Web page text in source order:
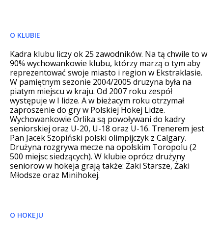
O KLUBIE
Kadra klubu liczy ok 25 zawodników. Na tą chwile to w
90% wychowankowie klubu, którzy marzą o tym aby
reprezentować swoje miasto i region w Ekstraklasie.
W pamiętnym sezonie 2004/2005 druzyna była na
piatym miejscu w kraju. Od 2007 roku zespół
występuje w I lidze. A w bieżacym roku otrzymał
zaproszenie do gry w Polskiej Hokej Lidze.
Wychowankowie Orlika są powoływani do kadry
seniorskiej oraz U-20, U-18 oraz U-16. Trenerem jest
Pan Jacek Szopiński polski olimpijczyk z Calgary.
Drużyna rozgrywa mecze na opolskim Toropolu (2
500 miejsc siedzących). W klubie oprócz drużyny
seniorow w hokeja grają także: Żaki Starsze, Żaki
Młodsze oraz Minihokej.
O HOKEJU